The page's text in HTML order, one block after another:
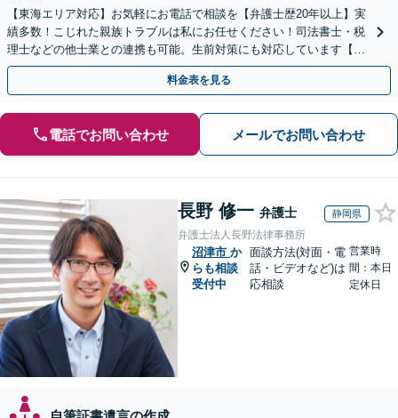
【東海エリア対応】お気軽にお電話で相談を【弁護士歴20年以上】実
績多数！こじれた親族トラブルは私にお任せください！司法書士・税
理士などの他士業との連携も可能。生前対策にも対応しています【夜
間・休日面談可】【完全個室・秘密厳守】
料金表を見る
電話でお問い合わせ メールでお問い合わせ
長野 修一 弁護士 静岡県
弁護士法人長野法律事務所
沼津市 か
らも相談
受付中
面談方法(対面・電
話・ビデオなど)は
応相談
営業時
間：本日
定休日